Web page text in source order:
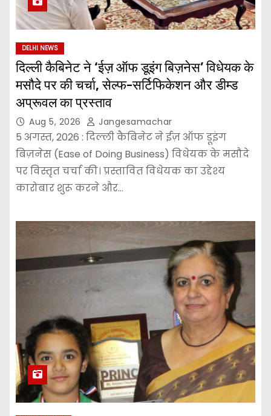
DELHI NEWS
दिल्ली कैबिनेट ने ‘ईज़ ऑफ डूइंग बिज़नेस’ विधेयक के
मसौदे पर की चर्चा, सेल्फ-सर्टिफिकेशन और डीम्ड
अप्रूवल का प्रस्ताव
Aug 5, 2026 Jangesamachar
5 अगस्त, 2026 : दिल्ली कैबिनेट ने ईज़ ऑफ डूइंग
बिज़नेस (Ease of Doing Business) विधेयक के मसौदे
पर विस्तृत चर्चा की। प्रस्तावित विधेयक का उद्देश्य
कारोबार शुरू करने और…